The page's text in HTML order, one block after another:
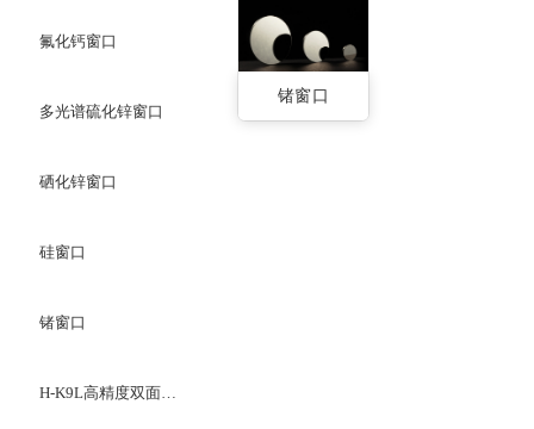
氟化钙窗口
多光谱硫化锌窗口
硒化锌窗口
硅窗口
锗窗口
锗窗口